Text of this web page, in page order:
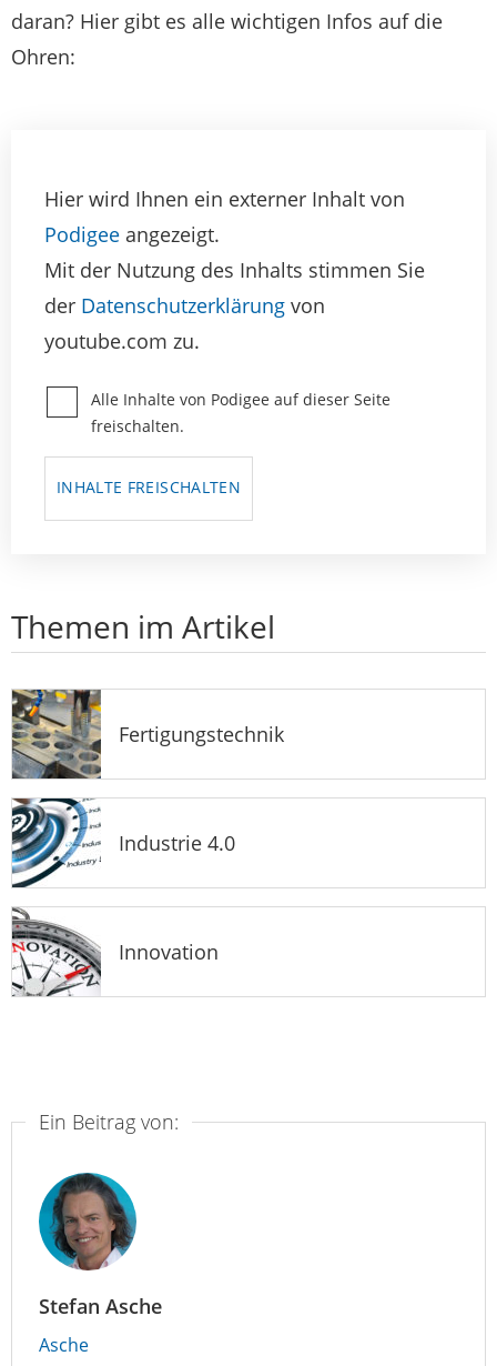
daran? Hier gibt es alle wichtigen Infos auf die
Ohren:
Hier wird Ihnen ein externer Inhalt von
Podigee angezeigt.
Mit der Nutzung des Inhalts stimmen Sie
der Datenschutzerklärung von
youtube.com zu.
Alle Inhalte von Podigee auf dieser Seite
freischalten.
INHALTE FREISCHALTEN
Themen im Artikel
Fertigungstechnik
Industrie 4.0
Innovation
Ein Beitrag von:
Stefan Asche
Asche